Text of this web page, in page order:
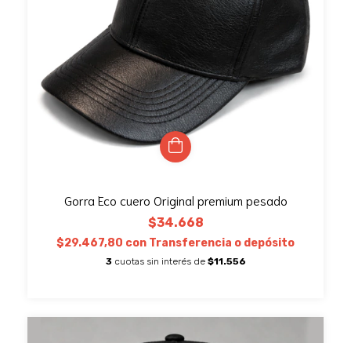
Gorra Eco cuero Original premium pesado
$34.668
$29.467,80 con Transferencia o depósito
3 cuotas sin interés de $11.556